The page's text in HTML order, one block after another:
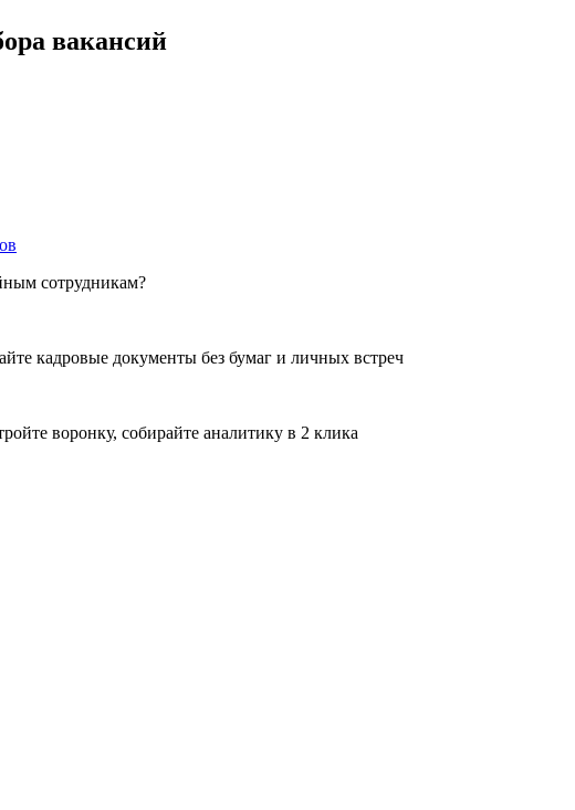
вакансий
сотрудникам?
кадровые документы без бумаг и личных встреч
воронку, собирайте аналитику в 2 клика